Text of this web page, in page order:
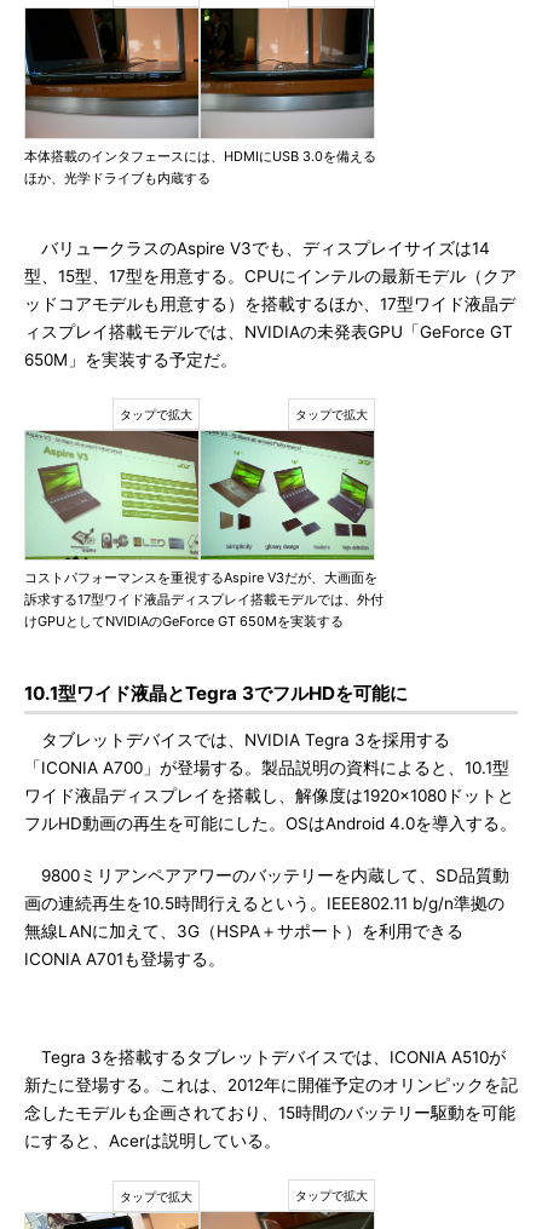
本体搭載のインタフェースには、HDMIにUSB 3.0を備える
ほか、光学ドライブも内蔵する
バリュークラスのAspire V3でも、ディスプレイサイズは14
型、15型、17型を用意する。CPUにインテルの最新モデル（クア
ッドコアモデルも用意する）を搭載するほか、17型ワイド液晶デ
ィスプレイ搭載モデルでは、NVIDIAの未発表GPU「GeForce GT
650M」を実装する予定だ。
コストパフォーマンスを重視するAspire V3だが、大画面を
訴求する17型ワイド液晶ディスプレイ搭載モデルでは、外付
けGPUとしてNVIDIAのGeForce GT 650Mを実装する
10.1型ワイド液晶とTegra 3でフルHDを可能に
タブレットデバイスでは、NVIDIA Tegra 3を採用する
「ICONIA A700」が登場する。製品説明の資料によると、10.1型
ワイド液晶ディスプレイを搭載し、解像度は1920×1080ドットと
フルHD動画の再生を可能にした。OSはAndroid 4.0を導入する。
9800ミリアンペアアワーのバッテリーを内蔵して、SD品質動
画の連続再生を10.5時間行えるという。IEEE802.11 b/g/n準拠の
無線LANに加えて、3G（HSPA＋サポート）を利用できる
ICONIA A701も登場する。
Tegra 3を搭載するタブレットデバイスでは、ICONIA A510が
新たに登場する。これは、2012年に開催予定のオリンピックを記
念したモデルも企画されており、15時間のバッテリー駆動を可能
にすると、Acerは説明している。